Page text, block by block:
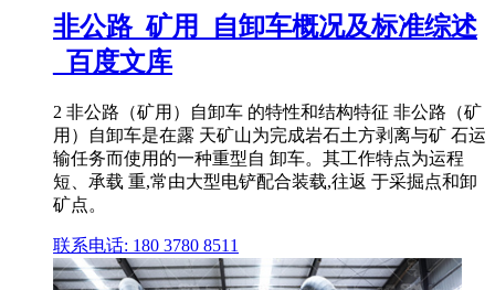
非公路_矿用_自卸车概况及标准综述
_百度文库
2 非公路（矿用）自卸车 的特性和结构特征 非公路（矿
用）自卸车是在露 天矿山为完成岩石土方剥离与矿 石运
输任务而使用的一种重型自 卸车。其工作特点为运程
短、承载 重,常由大型电铲配合装载,往返 于采掘点和卸
矿点。
联系电话: 180 3780 8511